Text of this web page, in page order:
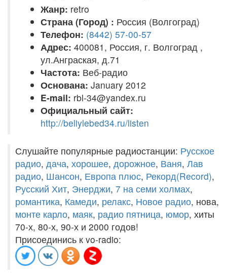
Жанр: retro
Страна (Город) : Россия (Волгоград)
Телефон: (8442) 57-00-57
Адрес: 400081, Россия, г. Волгоград ,
ул.Анграская, д.71
Частота: Веб-радио
Основана: January 2012
E-mail: rbl-34@yandex.ru
Официальный сайт:
http://beliylebed34.ru/listen
Слушайте популярные радиостанции: Русское
радио, дача, хорошее, дорожное, Ваня, Лав
радио, Шансон, Европа плюс, Рекорд(Record),
Русский Хит, Энерджи, 7 на семи холмах,
романтика, Камеди, релакс, Новое радио, нова,
монте карло, маяк, радио пятница, юмор, хиты
70-х, 80-х, 90-х и 2000 годов!
Присоединись к vo-radio: